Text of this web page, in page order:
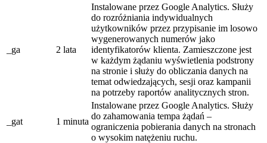
_ga 2 lata
Instalowane przez Google Analytics. Służy
do rozróżniania indywidualnych
użytkowników przez przypisanie im losowo
wygenerowanych numerów jako
identyfikatorów klienta. Zamieszczone jest
w każdym żądaniu wyświetlenia podstrony
na stronie i służy do obliczania danych na
temat odwiedzających, sesji oraz kampanii
na potrzeby raportów analitycznych stron.
_gat 1 minuta
Instalowane przez Google Analytics. Służy
do zahamowania tempa żądań –
ograniczenia pobierania danych na stronach
o wysokim natężeniu ruchu.